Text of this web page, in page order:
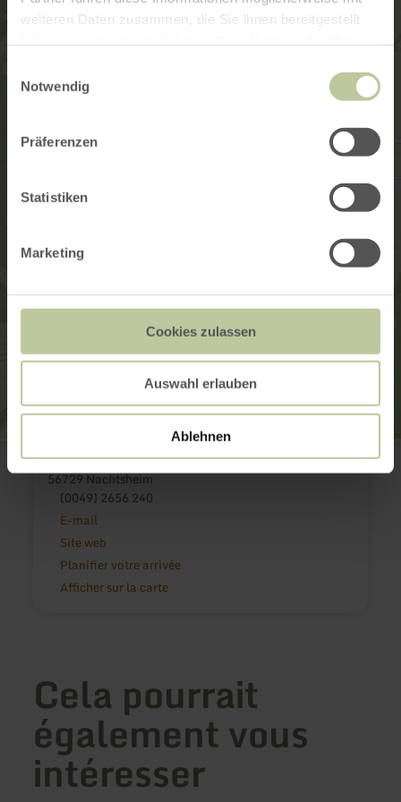
weiteren Daten zusammen, die Sie ihnen bereitgestellt
Notwendig
Präferenzen
Statistiken
Marketing
Cookies zulassen
Auswahl erlauben
Ablehnen
Alleestraße
56729 Nachtsheim
(0049) 2656 240
E-mail
Site web
Planifier votre arrivée
Afficher sur la carte
Cela pourrait
également vous
intéresser